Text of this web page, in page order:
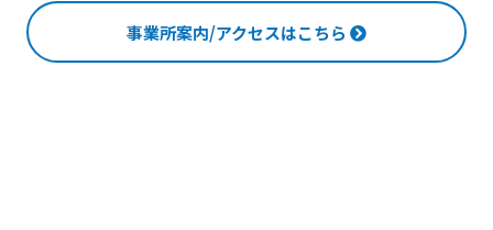
事業所案内/アクセスはこちら